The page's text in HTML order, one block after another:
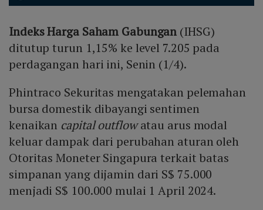
Indeks Harga Saham Gabungan (IHSG)
ditutup turun 1,15% ke level 7.205 pada
perdagangan hari ini, Senin (1/4).
Phintraco Sekuritas mengatakan pelemahan
bursa domestik dibayangi sentimen
kenaikan capital outflowatau arus modal
keluar dampak dari perubahan aturan oleh
Otoritas Moneter Singapura terkait batas
simpanan yang dijamin dari S$ 75.000
menjadi S$ 100.000 mulai 1 April 2024.